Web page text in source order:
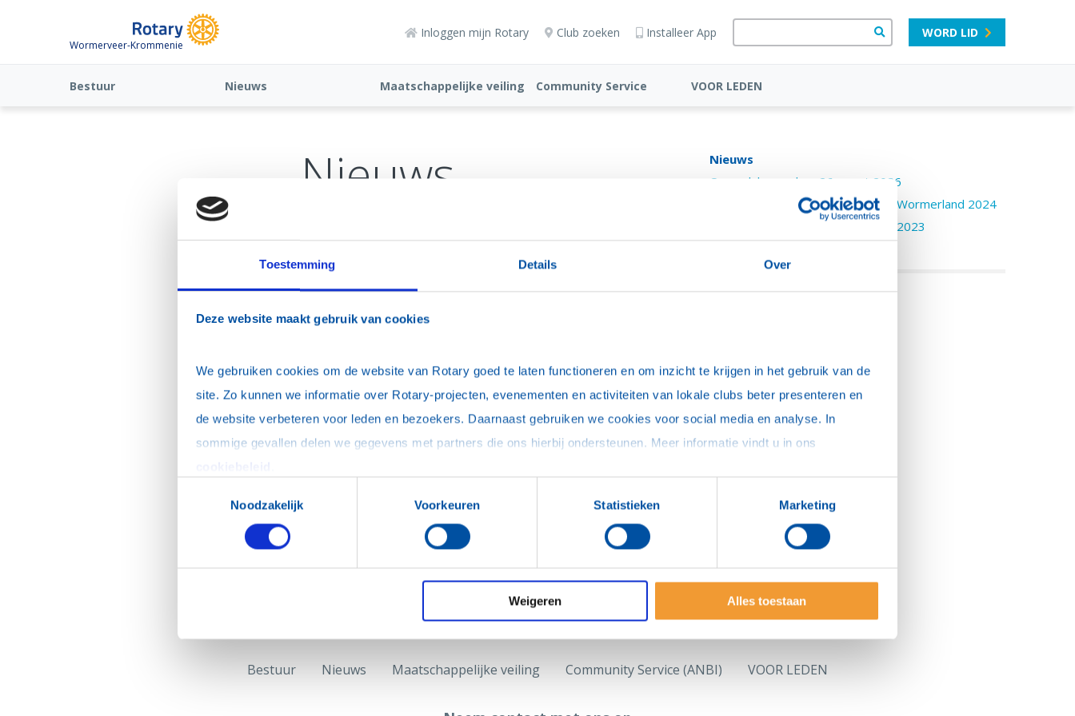
Toestemming Details Over
Deze website maakt gebruik van cookies
We gebruiken cookies om de website van Rotary goed te laten functioneren en om inzicht te krijgen in het gebruik van de
site. Zo kunnen we informatie over Rotary-projecten, evenementen en activiteiten van lokale clubs beter presenteren en
de website verbeteren voor leden en bezoekers. Daarnaast gebruiken we cookies voor social media en analyse. In
Noodzakelijk
Voorkeuren Statistieken Marketing
Weigeren Alles toestaan
Wormerveer-Krommenie
Inloggen mijn Rotary Club zoeken Installeer App WORD LID
Bestuur Nieuws Maatschappelijke veiling
Community Service
VOOR LEDEN
Nieuws
Nieuws
Open clubavond op 26 maart 2026
Jongerenpanel in de Raadzaal van Wormerland 2024
ZaansGezondeTochie in het NHD 2023
Bestuur Nieuws Maatschappelijke veiling Community Service (ANBI) VOOR LEDEN